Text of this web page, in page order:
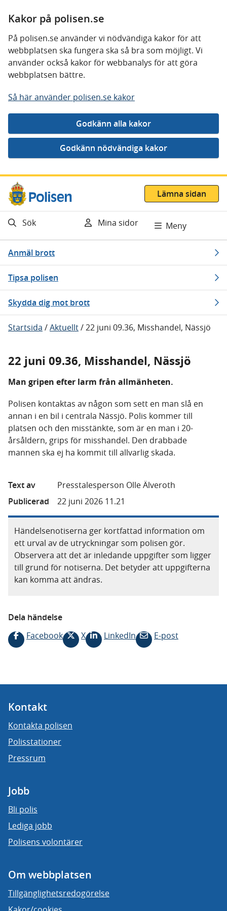
Kakor på polisen.se
På polisen.se använder vi nödvändiga kakor för att
webbplatsen ska fungera ska så bra som möjligt. Vi
använder också kakor för webbanalys för att göra
webbplatsen bättre.
Så här använder polisen.se kakor
Gå direkt till innehåll
Lämna sidan
Sök Mina sidor Meny
Anmäl brott
Tipsa polisen
Skydda dig mot brott
Startsida /Aktuellt/22 juni 09.36, Misshandel, Nässjö
22 juni 09.36, Misshandel, Nässjö
Man gripen efter larm från allmänheten.
Polisen kontaktas av någon som sett en man slå en
annan i en bil i centrala Nässjö. Polis kommer till
platsen och den misstänkte, som är en man i 20-
årsåldern, grips för misshandel. Den drabbade
mannen ska ej ha kommit till allvarlig skada.
Text av
Presstalesperson Olle Älveroth
Publicerad
22 juni 2026 11.21
Händelsenotiserna ger kortfattad information om
ett urval av de utryckningar som polisen gör.
Observera att det är inledande uppgifter som ligger
till grund för notiserna. Det betyder att uppgifterna
kan komma att ändras.
Dela händelse
Facebook
X LinkedIn E-post
Kontakt
Kontakta polisen
Polisstationer
Pressrum
Jobb
Bli polis
Lediga jobb
Polisens volontärer
Om webbplatsen
Tillgänglighetsredogörelse